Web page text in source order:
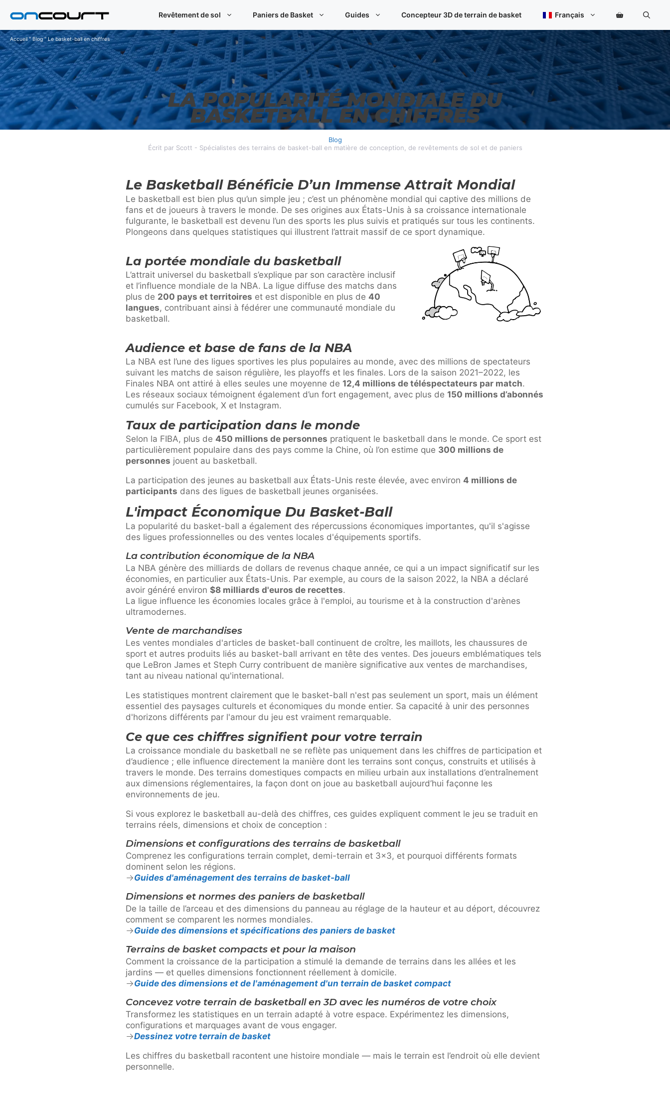
Revêtement de sol Paniers de Basket Guides Concepteur 3D de terrain de basket Français
Accueil"Blog"Le basket-ball en chiffres
LA POPULARITÉ MONDIALE DU
BASKETBALL EN CHIFFRES
Blog
Écrit par Scott - Spécialistes des terrains de basket-ball en matière de conception, de revêtements de sol et de paniers
Le Basketball Bénéficie D’un Immense Attrait Mondial
Le basketball est bien plus qu’un simple jeu ; c’est un phénomène mondial qui captive des millions de
fans et de joueurs à travers le monde. De ses origines aux États-Unis à sa croissance internationale
fulgurante, le basketball est devenu l’un des sports les plus suivis et pratiqués sur tous les continents.
Plongeons dans quelques statistiques qui illustrent l’attrait massif de ce sport dynamique.
La portée mondiale du basketball
L’attrait universel du basketball s’explique par son caractère inclusif
et l’influence mondiale de la NBA. La ligue diffuse des matchs dans
plus de 200 pays et territoires et est disponible en plus de 40
langues, contribuant ainsi à fédérer une communauté mondiale du
basketball.
Audience et base de fans de la NBA
La NBA est l’une des ligues sportives les plus populaires au monde, avec des millions de spectateurs
suivant les matchs de saison régulière, les playoffs et les finales. Lors de la saison 2021–2022, les
Finales NBA ont attiré à elles seules une moyenne de 12,4 millions de téléspectateurs par match.
Les réseaux sociaux témoignent également d’un fort engagement, avec plus de 150 millions d’abonnés
cumulés sur Facebook, X et Instagram.
Taux de participation dans le monde
Selon la FIBA, plus de 450 millions de personnes pratiquent le basketball dans le monde. Ce sport est
particulièrement populaire dans des pays comme la Chine, où l’on estime que 300 millions de
personnes jouent au basketball.
La participation des jeunes au basketball aux États-Unis reste élevée, avec environ 4 millions de
participants dans des ligues de basketball jeunes organisées.
L'impact Économique Du Basket-Ball
La popularité du basket-ball a également des répercussions économiques importantes, qu'il s'agisse
des ligues professionnelles ou des ventes locales d'équipements sportifs.
La contribution économique de la NBA
La NBA génère des milliards de dollars de revenus chaque année, ce qui a un impact significatif sur les
économies, en particulier aux États-Unis. Par exemple, au cours de la saison 2022, la NBA a déclaré
avoir généré environ $8 milliards d'euros de recettes.
La ligue influence les économies locales grâce à l'emploi, au tourisme et à la construction d'arènes
ultramodernes.
Vente de marchandises
Les ventes mondiales d'articles de basket-ball continuent de croître, les maillots, les chaussures de
sport et autres produits liés au basket-ball arrivant en tête des ventes. Des joueurs emblématiques tels
que LeBron James et Steph Curry contribuent de manière significative aux ventes de marchandises,
tant au niveau national qu'international.
Les statistiques montrent clairement que le basket-ball n'est pas seulement un sport, mais un élément
essentiel des paysages culturels et économiques du monde entier. Sa capacité à unir des personnes
d'horizons différents par l'amour du jeu est vraiment remarquable.
Ce que ces chiffres signifient pour votre terrain
La croissance mondiale du basketball ne se reflète pas uniquement dans les chiffres de participation et
d’audience ; elle influence directement la manière dont les terrains sont conçus, construits et utilisés à
travers le monde. Des terrains domestiques compacts en milieu urbain aux installations d’entraînement
aux dimensions réglementaires, la façon dont on joue au basketball aujourd’hui façonne les
environnements de jeu.
Si vous explorez le basketball au-delà des chiffres, ces guides expliquent comment le jeu se traduit en
terrains réels, dimensions et choix de conception :
Dimensions et configurations des terrains de basketball
Comprenez les configurations terrain complet, demi-terrain et 3×3, et pourquoi différents formats
dominent selon les régions.
Guides d'aménagement des terrains de basket-ball
Dimensions et normes des paniers de basketball
De la taille de l’arceau et des dimensions du panneau au réglage de la hauteur et au déport, découvrez
comment se comparent les normes mondiales.
Guide des dimensions et spécifications des paniers de basket
Terrains de basket compacts et pour la maison
Comment la croissance de la participation a stimulé la demande de terrains dans les allées et les
jardins — et quelles dimensions fonctionnent réellement à domicile.
Guide des dimensions et de l'aménagement d'un terrain de basket compact
Concevez votre terrain de basketball en 3D avec les numéros de votre choix
Transformez les statistiques en un terrain adapté à votre espace. Expérimentez les dimensions,
configurations et marquages avant de vous engager.
Dessinez votre terrain de basket
Les chiffres du basketball racontent une histoire mondiale — mais le terrain est l’endroit où elle devient
personnelle.